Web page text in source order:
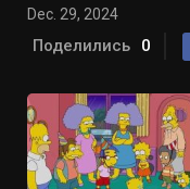
Dec. 29, 2024
Поделились 0